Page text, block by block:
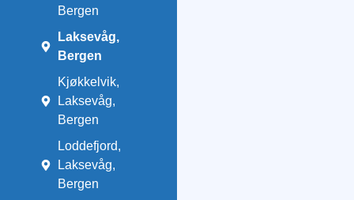
Bergen
Laksevåg,
Bergen
Kjøkkelvik,
Laksevåg,
Bergen
Loddefjord,
Laksevåg,
Bergen